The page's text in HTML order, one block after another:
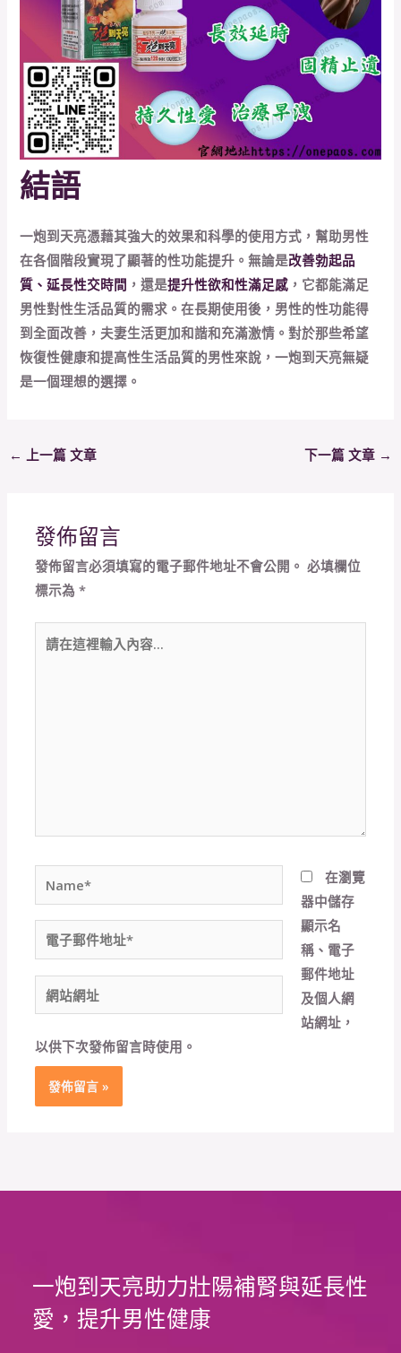
結語
一炮到天亮憑藉其強大的效果和科學的使用方式，幫助男性
在各個階段實現了顯著的性功能提升。無論是改善勃起品
質、延長性交時間 ，還是提升性欲和性滿足感 ，它都能滿足
男性對性生活品質的需求。在長期使用後，男性的性功能得
到全面改善，夫妻生活更加和諧和充滿激情。對於那些希望
恢復性健康和提高性生活品質的男性來說，一炮到天亮無疑
是一個理想的選擇。
← 上一篇 文章 下一篇 文章 →
發佈留言
發佈留言必須填寫的電子郵件地址不會公開。 必填欄位
標示為*
在
電
子
郵
件
址
網
站
址
在瀏覽
器中儲存
顯示名
稱、電子
郵件地址
及個人網
站網址，
以供下次發佈留言時使用。
一炮到天亮助力壯陽補腎與延長性
愛，提升男性健康